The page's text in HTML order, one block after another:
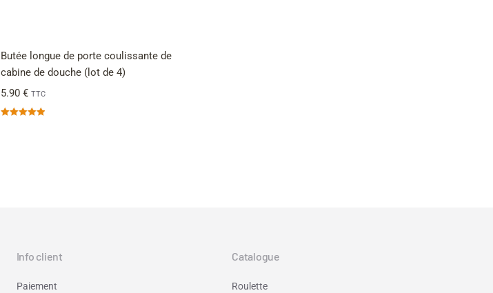
Butée longue de porte coulissante de
cabine de douche (lot de 4)
5.90 € TTC
Info client
Paiement
Catalogue
Roulette